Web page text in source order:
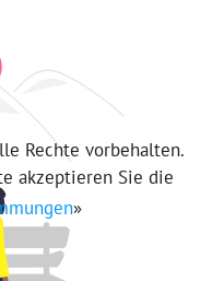
Rechte vorbehalten.
akzeptieren Sie die
»